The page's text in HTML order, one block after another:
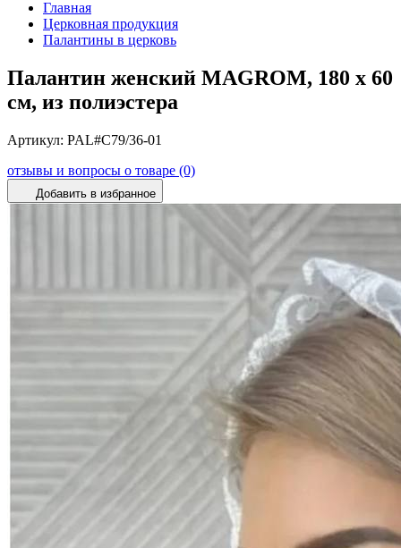
Главная
Церковная продукция
Палантины в церковь
Палантин женский MAGROM, 180 х 60
см, из полиэстера
Артикул: PAL#C79/36-01
отзывы и вопросы о товаре (0)
Добавить в избранное